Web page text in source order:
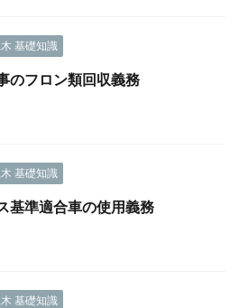
基礎知識
のフロン類回収義務
基礎知識
基準適合車の使用義務
基礎知識